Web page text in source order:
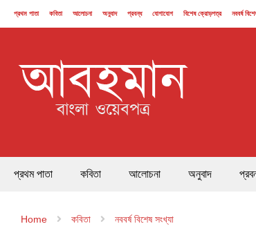
প্রথম পাতা কবিতা আলোচনা অনুবাদ প্রবন্ধ যোগাযোগ বিশেষ ক্রোড়পত্র নববর্ষ
প্রথম পাতা কবিতা আলোচনা অনুবাদ
Home কবিতা নববর্ষ বিশেষ সংখ্যা